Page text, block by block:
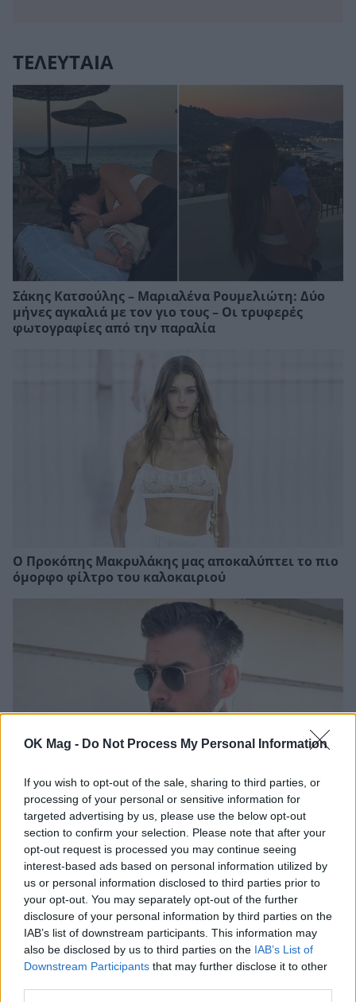
OK Mag - Do Not Process My Personal Information
If you wish to opt-out of the sale, sharing to third parties, or
processing of your personal or sensitive information for
targeted advertising by us, please use the below opt-out
section to confirm your selection. Please note that after your
opt-out request is processed you may continue seeing
interest-based ads based on personal information utilized by
us or personal information disclosed to third parties prior to
your opt-out. You may separately opt-out of the further
disclosure of your personal information by third parties on the
IAB’s list of downstream participants. This information may
also be disclosed by us to third parties on the IAB’s List of
Downstream Participants that may further disclose it to other
ΤΕΛΕΥΤΑΙΑ
Σάκης Κατσούλης – Μαριαλένα Ρουμελιώτη: Δύο
μήνες αγκαλιά με τον γιο τους – Οι τρυφερές
φωτογραφίες από την παραλία
Ο Προκόπης Μακρυλάκης μας αποκαλύπτει το πιο
όμορφο φίλτρο του καλοκαιριού
Γιάννης Τσιμιτσέλης: Οι σπάνιες φωτογραφίες με
τον αδελφό του και οι τρυφερές ευχές για τα
γενέθλιά του